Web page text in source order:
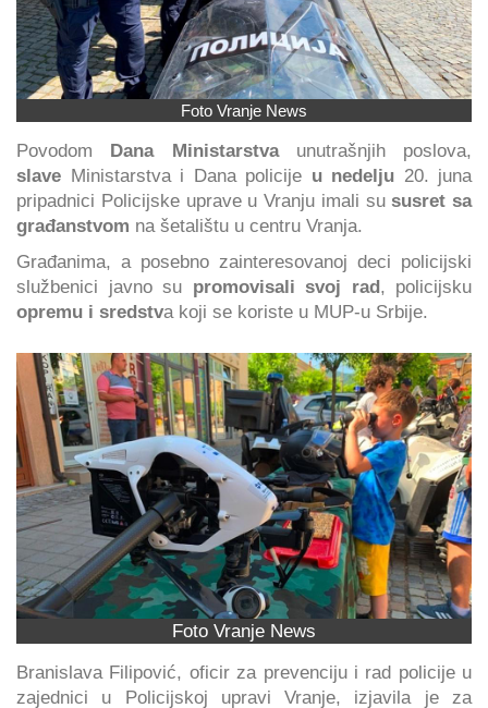
Foto Vranje News
Povodom Dana Ministarstvaunutrašnjih poslova,
slave Ministarstva i Dana policije u nedelju 20. juna
pripadnici Policijske uprave u Vranju imali sususret sa
građanstvom na šetalištu u centru Vranja.
Građanima, a posebno zainteresovanoj deci policijski
službenici javno su promovisali svoj rad , policijsku
opremu i sredstva koji se koriste u MUP-u Srbije.
Foto Vranje News
Branislava Filipović, oficir za prevenciju i rad policije u
zajednici u Policijskoj upravi Vranje, izjavila je za